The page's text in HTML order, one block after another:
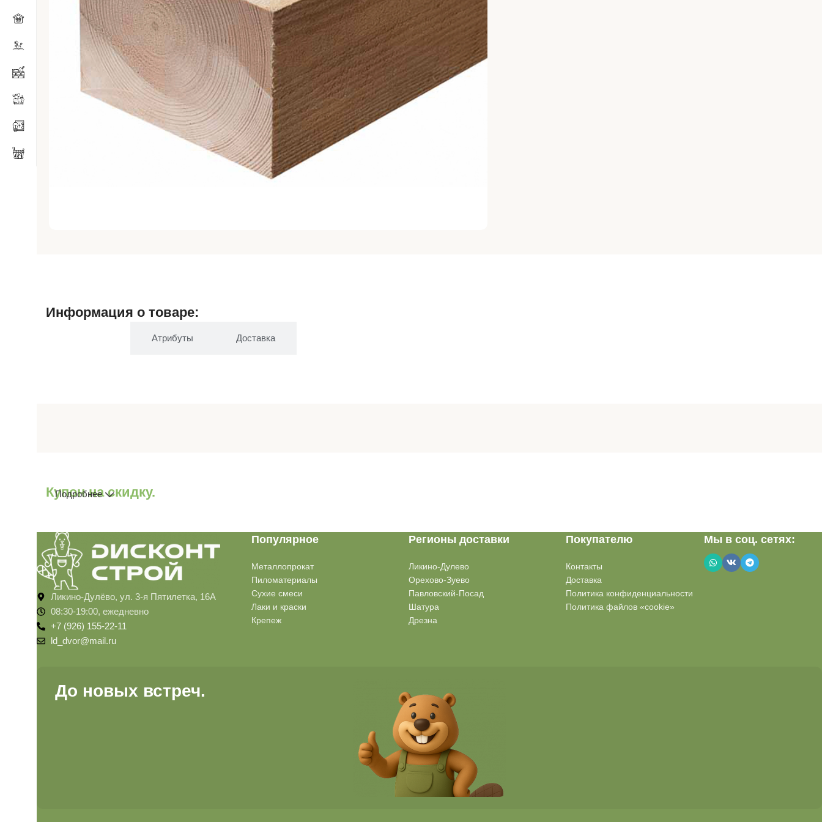
Информация о товаре:
Атрибуты Доставка
Купон на скидку.
Подробнее
Ликино-Дулёво, ул. 3-я Пятилетка, 16А
08:30-19:00, ежедневно
+7 (926) 155-22-11
ld_dvor@mail.ru
Популярное
Металлопрокат
Пиломатериалы
Сухие смеси
Лаки и краски
Крепеж
Регионы доставки
Ликино-Дулево
Орехово-Зуево
Павловский-Посад
Шатура
Дрезна
Покупателю
Контакты
Доставка
Политика конфиденциальности
Политика файлов «cookie»
Мы в соц. сетях:
До новых встреч.